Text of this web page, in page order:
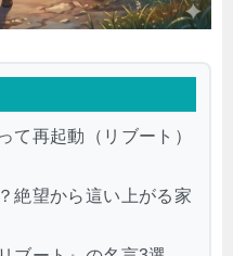
て再起動（リブート）
絶望から這い上がる家